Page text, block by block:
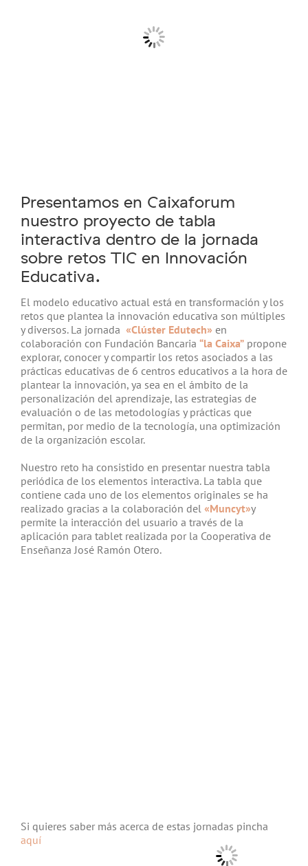
Presentamos en Caixaforum
nuestro proyecto de tabla
interactiva dentro de la jornada
sobre retos TIC en Innovación
Educativa.
El modelo educativo actual está en transformación y los
retos que plantea la innovación educativa son múltiples
y diversos. La jornada «Clúster Edutech» en
colaboración con Fundación Bancaria “la Caixa” propone
explorar, conocer y compartir los retos asociados a las
prácticas educativas de 6 centros educativos a la hora de
plantear la innovación, ya sea en el ámbito de la
personalización del aprendizaje, las estrategias de
evaluación o de las metodologías y prácticas que
permitan, por medio de la tecnología, una optimización
de la organización escolar.
Nuestro reto ha consistido en presentar nuestra tabla
periódica de los elementos interactiva. La tabla que
contiene cada uno de los elementos originales se ha
realizado gracias a la colaboración del «Muncyt»y
permite la interacción del usuario a través de la
aplicación para tablet realizada por la Cooperativa de
Enseñanza José Ramón Otero.
Si quieres saber más acerca de estas jornadas pincha
aquí